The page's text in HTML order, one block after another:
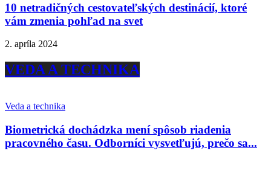
10 netradičných cestovateľských destinácií, ktoré
vám zmenia pohľad na svet
2. apríla 2024
VEDA A TECHNIKA
Veda a technika
Biometrická dochádzka mení spôsob riadenia
pracovného času. Odborníci vysvetľujú, prečo sa...